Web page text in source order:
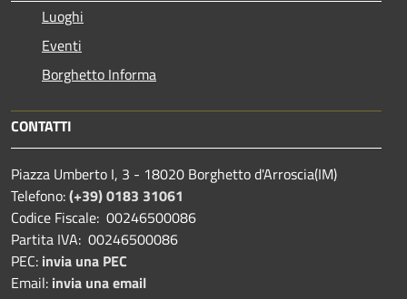
Luoghi
Eventi
Borghetto Informa
CONTATTI
Piazza Umberto I, 3 - 18020 Borghetto d'Arroscia(IM)
Telefono:(+39) 0183 31061
Codice Fiscale: 00246500086
Partita IVA: 00246500086
PEC: invia una PEC
Email: invia una email